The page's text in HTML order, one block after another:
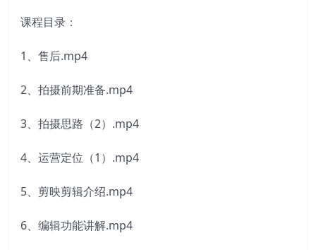
课程目录：
1、售后.mp4
2、拍摄前期准备.mp4
3、拍摄思路（2）.mp4
4、运营定位（1）.mp4
5、剪映剪辑介绍.mp4
6、编辑功能讲解.mp4